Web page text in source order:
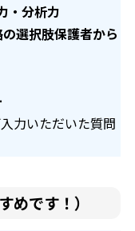
・分析力
選択肢保護者から
力いただいた質問
めです！）